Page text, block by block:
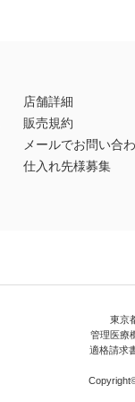
店舗詳細
販売規約
メールでお問い合
仕入れ先様募集
東京
管理医療
適格請求